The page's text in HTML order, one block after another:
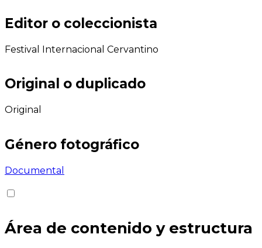
Editor o coleccionista
Festival Internacional Cervantino
Original o duplicado
Original
Género fotográfico
Documental
Área de contenido y estructura